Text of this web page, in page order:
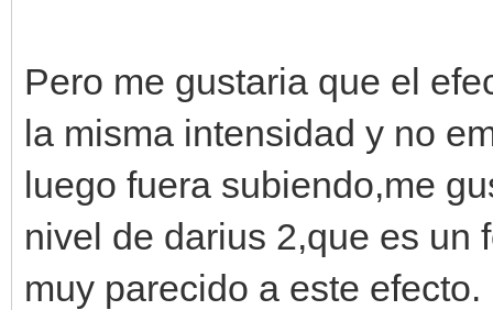
Pero me gustaria que el
la misma intensidad y no
luego fuera subiendo,me
nivel de darius 2,que es un
muy parecido a este efecto.